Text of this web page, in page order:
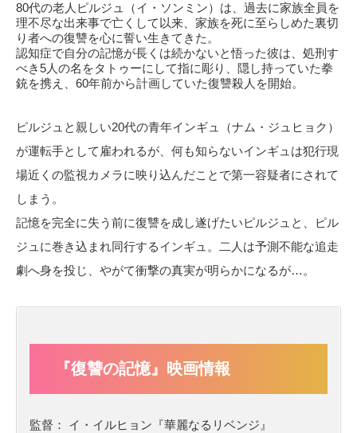
80代の老人ピルジュ（イ・ソンミン）は、過去に家族全員を
理不尽な出来事で亡くして以来、家族を死に至らしめた裏切
り者への復讐を心に誓い生きてきた。
認知症で自分の記憶が長くは続かないと悟った彼は、処刑す
べき5人の名をタトゥーにして指に彫り、隠し持っていた拳
銃を携え、60年前から計画していた復讐殺人を開始。
ピルジュと親しい20代の青年インギュ（ナム・ジュヒョク）
が運転手として雇われるが、何も知らないインギュは犯行現
場近くの監視カメラに映り込んだことで第一容疑者にされて
しまう。
記憶を完全に失う前に復讐を成し遂げたいピルジュと、ピル
ジュに巻き込まれ同行するインギュ。二人は予測不能な追走
劇へ身を投じ、やがて衝撃の真実が明らかになるが…。
『復讐の記憶』映画情報
監督： イ・イルヒョン『華麗なるリベンジ』